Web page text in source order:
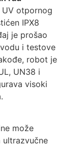
otpornog
IPX8
je prošao
i testove
robot je
UN38 i
visoki
može
ultrazvučne